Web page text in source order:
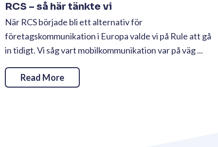
RCS – så här tänkte vi
När RCS började bli ett alternativ för
företagskommunikation i Europa valde vi på Rule att gå
in tidigt. Vi såg vart mobilkommunikation var på väg ...
Read More